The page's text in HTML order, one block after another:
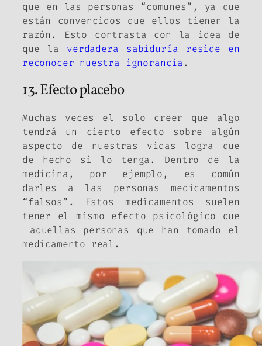
que en las personas “comunes”, ya que
están convencidos que ellos tienen la
razón. Esto contrasta con la idea de
que la verdadera sabiduría reside en
reconocer nuestra ignorancia.
13. Efecto placebo
Muchas veces el solo creer que algo
tendrá un cierto efecto sobre algún
aspecto de nuestras vidas logra que
de hecho si lo tenga. Dentro de la
medicina, por ejemplo, es común
darles a las personas medicamentos
“falsos”. Estos medicamentos suelen
tener el mismo efecto psicológico que
aquellas personas que han tomado el
medicamento real.